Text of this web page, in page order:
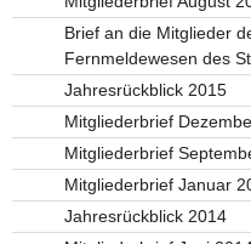
Brief an die Mitglieder
Fernmeldewesen des
Jahresrückblick 2015
Mitgliederbrief
Mitgliederbrief
Mitgliederbrief Januar
Jahresrückblick 2014